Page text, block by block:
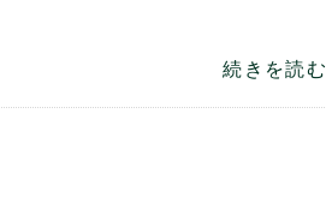
続きを読む